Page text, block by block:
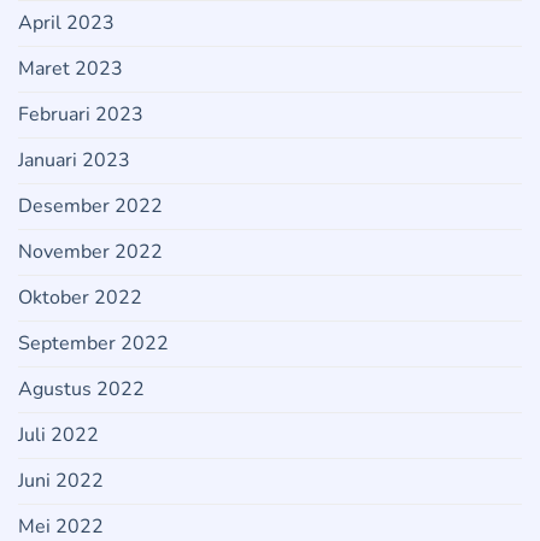
April 2023
Maret 2023
Februari 2023
Januari 2023
Desember 2022
November 2022
Oktober 2022
September 2022
Agustus 2022
Juli 2022
Juni 2022
Mei 2022